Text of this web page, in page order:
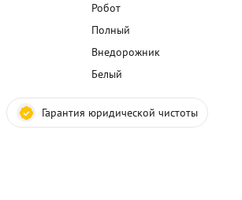
Робот
Полный
Внедорожник
Белый
Гарантия юридической чистоты